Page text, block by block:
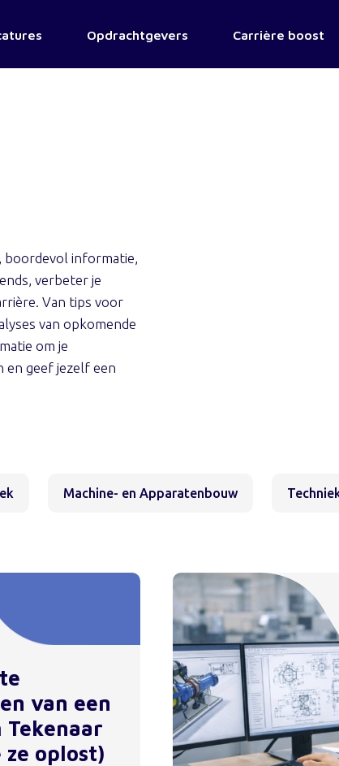
Opdrachtgevers Carrière boost
boordevol informatie,
verbeter je
Van tips voor
van opkomende
om je
en geef jezelf een
Machine- en Apparatenbouw
van een
Tekenaar
ze oplost)